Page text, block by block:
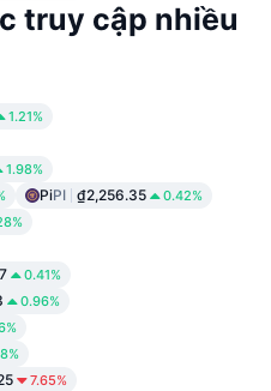
truy cập nhiều
1.21%
1.98%
PiPI ₫2,256.35 0.42%
0.41%
0.96%
7.65%